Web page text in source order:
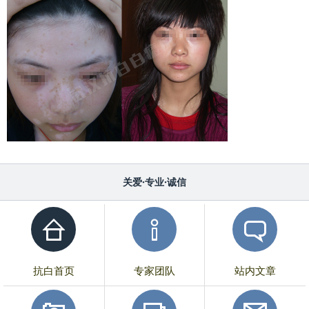
关爱·专业·诚信
抗白首页 专家团队 站内文章